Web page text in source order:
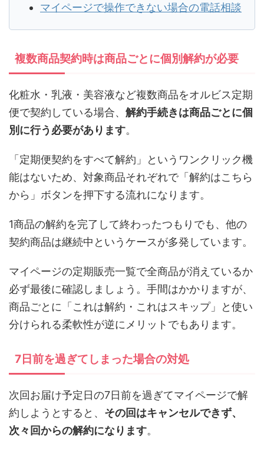
マイページで操作できない場合の電話相談
複数商品契約時は商品ごとに個別解約が必要
化粧水・乳液・美容液など複数商品をオルビス定期
便で契約している場合、 解約手続きは商品ごとに個
別に行う必要があります。
「定期便契約をすべて解約」というワンクリック機
能はないため、対象商品それぞれで「解約はこちら
から」ボタンを押下する流れになります。
1商品の解約を完了して終わったつもりでも、他の
契約商品は継続中というケースが多発しています。
マイページの定期販売一覧で全商品が消えているか
必ず最後に確認しましょう。手間はかかりますが、
商品ごとに「これは解約・これはスキップ」と使い
分けられる柔軟性が逆にメリットでもあります。
7日前を過ぎてしまった場合の対処
次回お届け予定日の7日前を過ぎてマイページで解
約しようとすると、 その回はキャンセルできず、
次々回からの解約になります。